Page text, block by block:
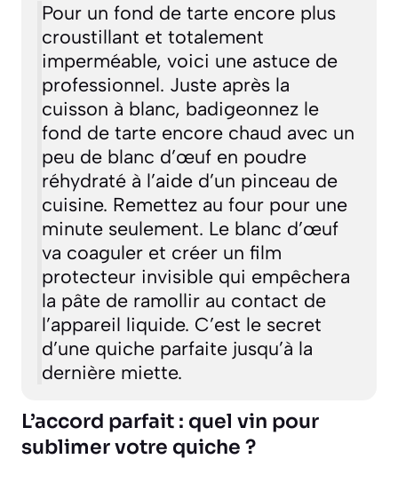
Pour un fond de tarte encore plus
croustillant et totalement
imperméable, voici une astuce de
professionnel. Juste après la
cuisson à blanc, badigeonnez le
fond de tarte encore chaud avec un
peu de blanc d’œuf en poudre
réhydraté à l’aide d’un pinceau de
cuisine. Remettez au four pour une
minute seulement. Le blanc d’œuf
va coaguler et créer un film
protecteur invisible qui empêchera
la pâte de ramollir au contact de
l’appareil liquide. C’est le secret
d’une quiche parfaite jusqu’à la
dernière miette.
L’accord parfait : quel vin pour
sublimer votre quiche ?